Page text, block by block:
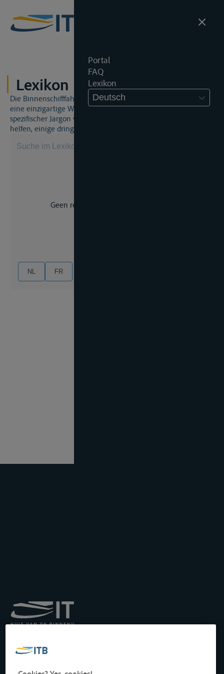
Portal
FAQ
Lexikon
Deutsch
Lexikon
Die Binnenschifffahrt und das Binnenschifffahrtsrecht sind
eine einzigartige Welt. Dies bedeutet, dass häufig ein
spezifischer Jargon verwendet wird. Dieses Lexikon wird Ihnen
helfen, einige dringend benötigte Begriffe zu beherrschen.
Geen resultaat voor uw zoekopdracht.
NL FR
Transport auf der
Drukpersstraat 19